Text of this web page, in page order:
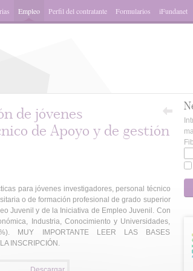
Empleo Perfil del contratante Formularios iFundanet
de jóvenes
de Apoyo y de gestión
para jóvenes investigadores, personal técnico
o de formación profesional de grado superior
Juvenil y de la Iniciativa de Empleo Juvenil. Con
Industria, Conocimiento y Universidades,
MUY IMPORTANTE LEER LAS BASES
INSCRIPCIÓN.